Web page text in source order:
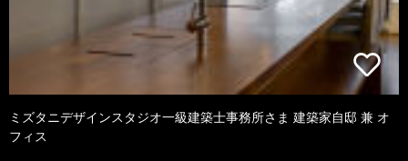
ミズタニデザインスタジオ一級建築士事務所さま 建築家自邸 兼 オ
フィス